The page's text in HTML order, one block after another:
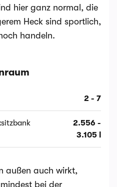
hier ganz normal, die
Heck sind sportlich,
handeln.
2 - 7
2.556 -
3.105 l
außen auch wirkt,
bei der